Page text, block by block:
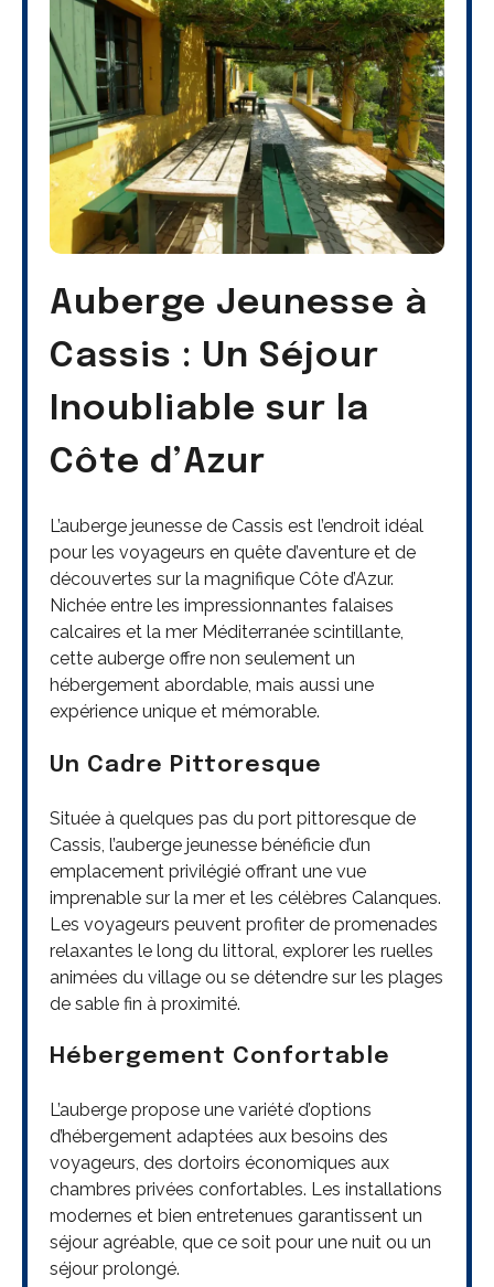
Auberge Jeunesse à
Cassis : Un Séjour
Inoubliable sur la
Côte d’Azur
L’auberge jeunesse de Cassis est l’endroit idéal
pour les voyageurs en quête d’aventure et de
découvertes sur la magnifique Côte d’Azur.
Nichée entre les impressionnantes falaises
calcaires et la mer Méditerranée scintillante,
cette auberge offre non seulement un
hébergement abordable, mais aussi une
expérience unique et mémorable.
Un Cadre Pittoresque
Située à quelques pas du port pittoresque de
Cassis, l’auberge jeunesse bénéficie d’un
emplacement privilégié offrant une vue
imprenable sur la mer et les célèbres Calanques.
Les voyageurs peuvent profiter de promenades
relaxantes le long du littoral, explorer les ruelles
animées du village ou se détendre sur les plages
de sable fin à proximité.
Hébergement Confortable
L’auberge propose une variété d’options
d’hébergement adaptées aux besoins des
voyageurs, des dortoirs économiques aux
chambres privées confortables. Les installations
modernes et bien entretenues garantissent un
séjour agréable, que ce soit pour une nuit ou un
séjour prolongé.